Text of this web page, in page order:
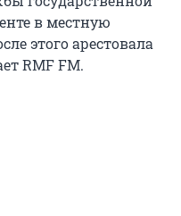
в местную
этого арестовала
RMF FM.